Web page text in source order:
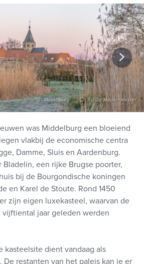
Middelburg Tijl De Meulemeester
was Middelburg een bloeiend
vlakbij de economische centra
Damme, Sluis en Aardenburg.
Bladelin, een rijke Brugse poorter,
bij de Bourgondische koningen
en Karel de Stoute. Rond 1450
zijn eigen luxekasteel, waarvan de
vijftiental jaar geleden werden
kasteelsite dient vandaag als
. De restanten van het paleis kan je er